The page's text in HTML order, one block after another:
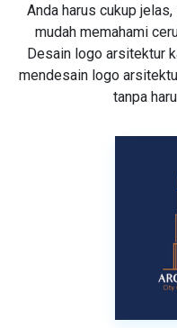
Anda harus cukup
mudah memahami
Desain logo arsitektur
mendesain logo
tanpa